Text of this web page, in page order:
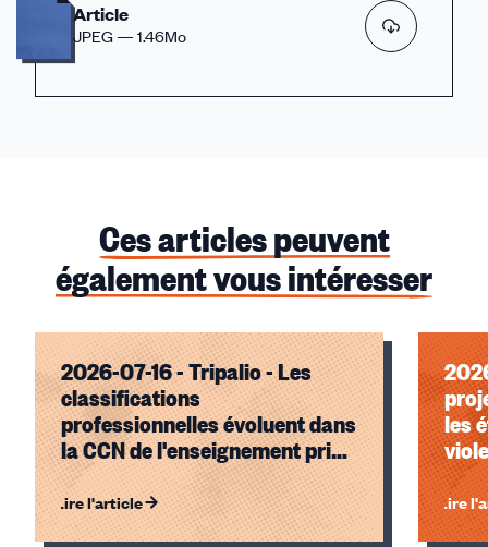
Article
JPEG — 1.46Mo
Ces articles peuvent
également vous intéresser
2026-07-16 - Tripalio - Les
classifications
professionnelles évoluent dans
la CCN de l'enseignement privé
indépendant
Lire l'article
les
Lire